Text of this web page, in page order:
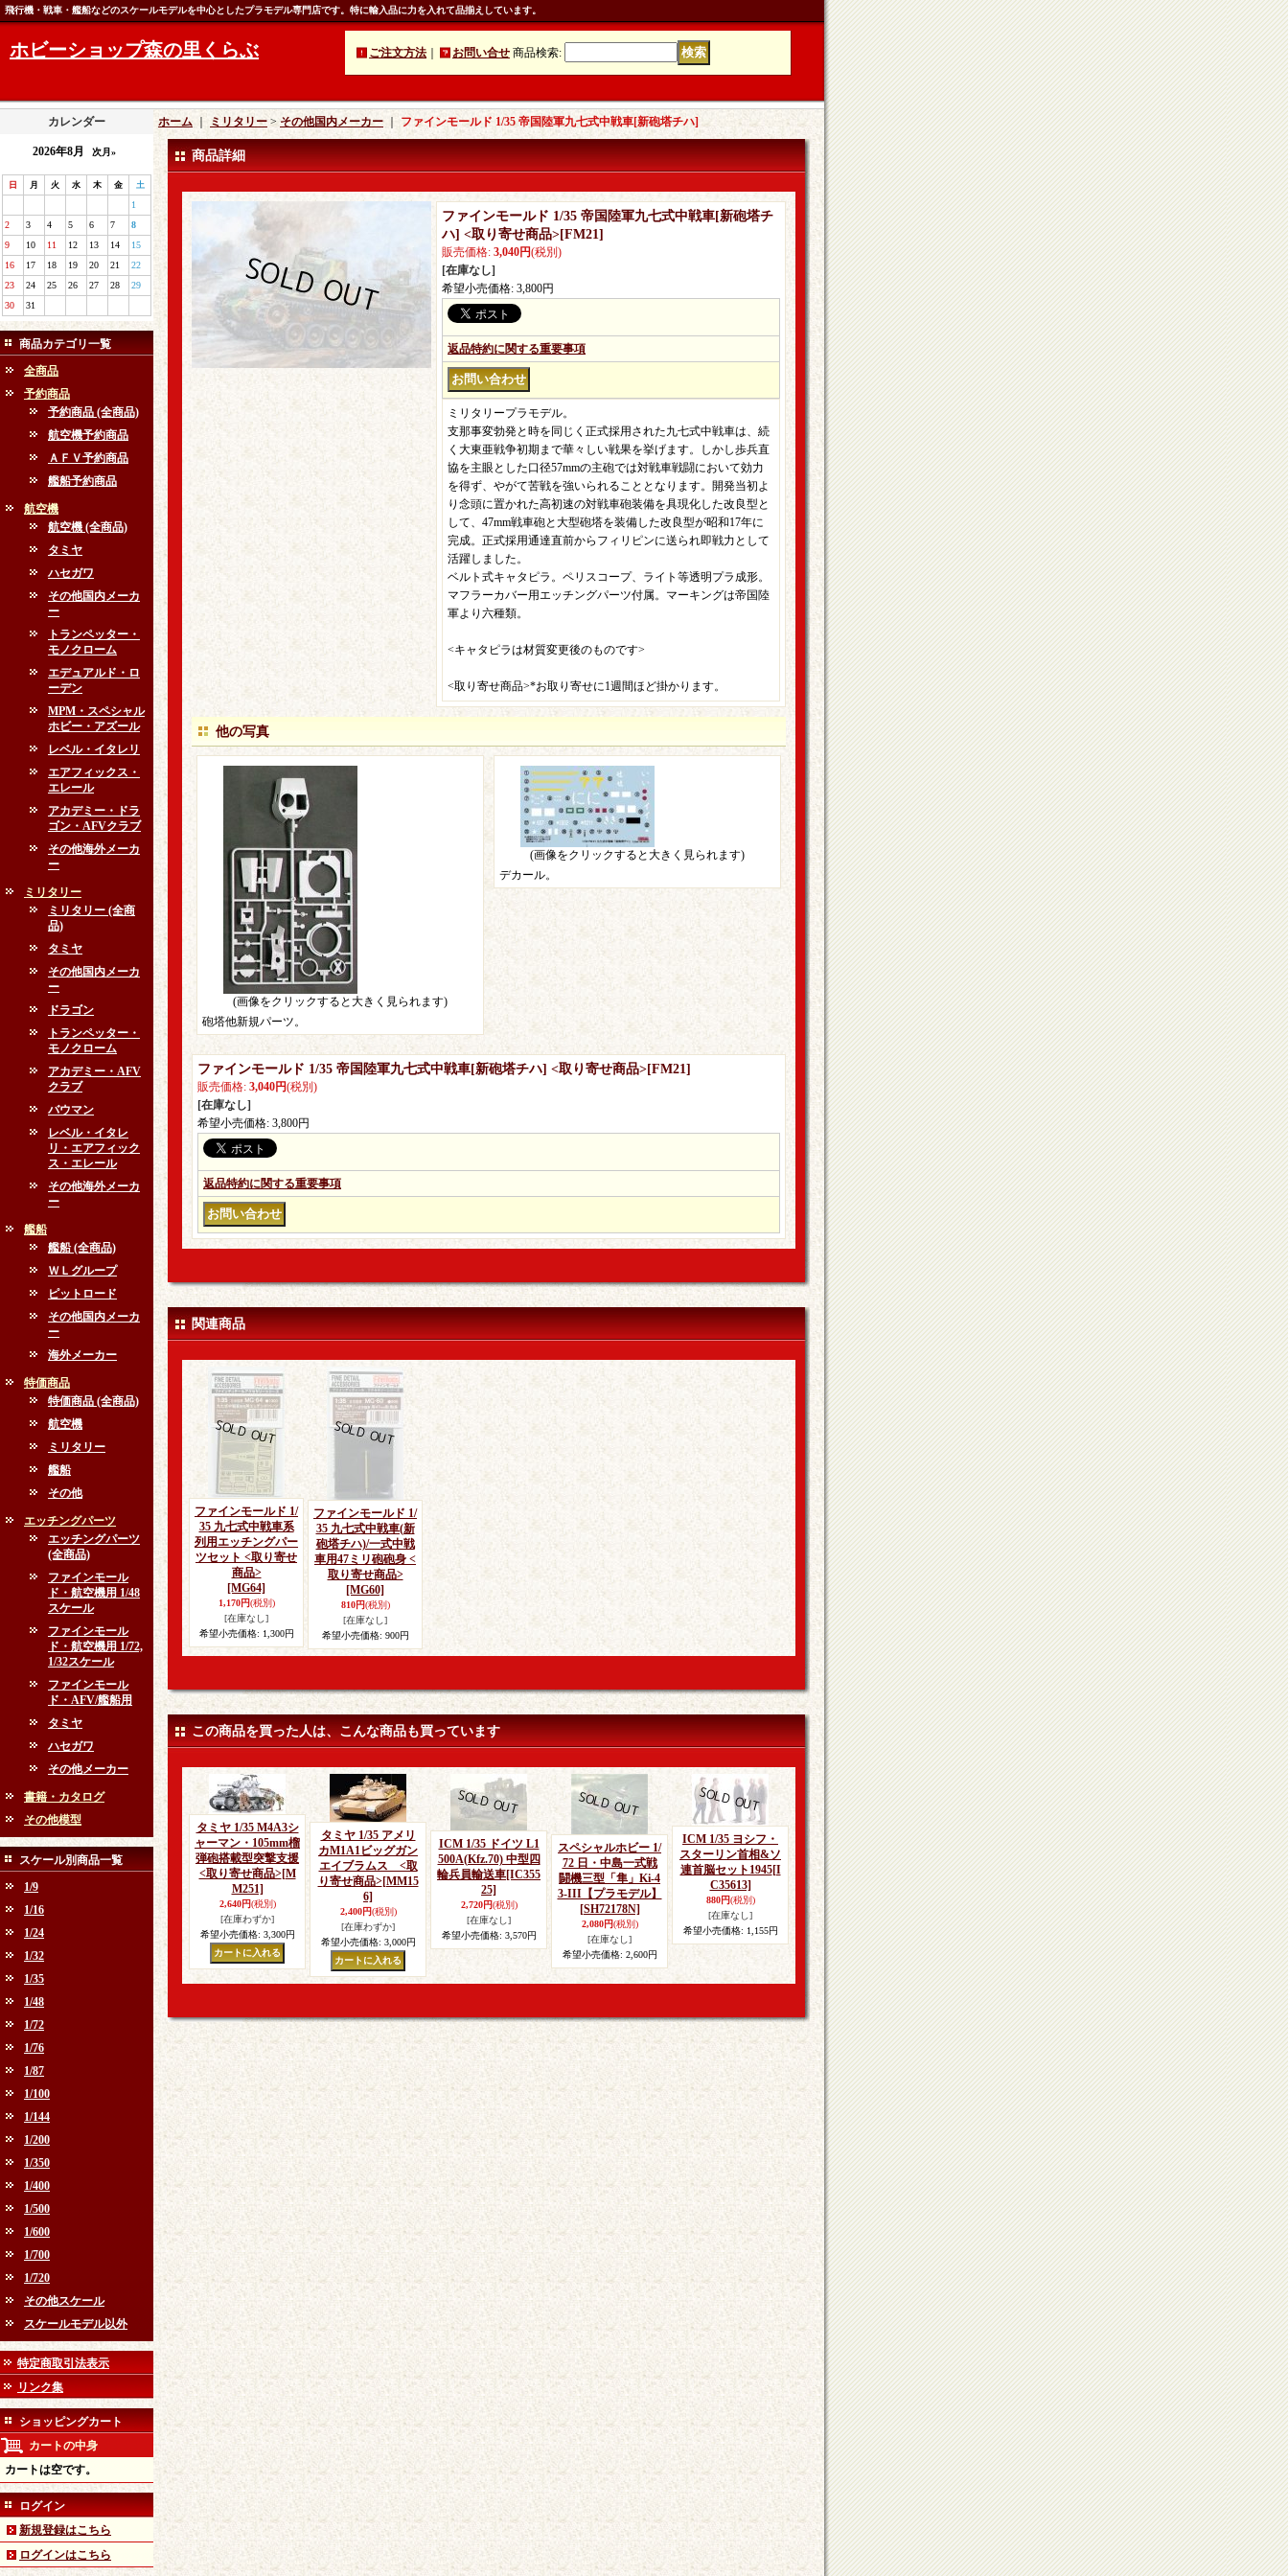
飛行機・戦車・艦船などのスケールモデルを中心としたプラモデル専門店です。特に輸入品に力を入れて品揃えしています。
ホビーショップ森の里くらぶ ご注文方法 お問い合せ 商品検索:
カレンダー
2026年8月 次月»
日 月 火 水 木 金 土
1
2
3 4 5 6 7
8
9
10 11 12 13 14
15
16
17 18 19 20 21
22
23
24 25 26 27 28
29
30
31
商品カテゴリ一覧
全商品
予約商品
予約商品 (全商品)
航空機予約商品
ＡＦＶ予約商品
艦船予約商品
航空機
航空機 (全商品)
タミヤ
ハセガワ
その他国内メーカ
ー
トランペッター・
モノクローム
エデュアルド・ロ
ーデン
MPM・スペシャル
ホビー・アズール
レベル・イタレリ
エアフィックス・
エレール
アカデミー・ドラ
ゴン・AFVクラブ
その他海外メーカ
ー
ミリタリー
ミリタリー (全商
品)
タミヤ
その他国内メーカ
ー
ドラゴン
トランペッター・
モノクローム
アカデミー・AFV
クラブ
バウマン
レベル・イタレ
リ・エアフィック
ス・エレール
その他海外メーカ
ー
艦船
艦船 (全商品)
ＷＬグループ
ピットロード
その他国内メーカ
ー
海外メーカー
特価商品
特価商品 (全商品)
航空機
ミリタリー
艦船
その他
エッチングパーツ
エッチングパーツ
(全商品)
ファインモール
ド・航空機用 1/48
スケール
ファインモール
ド・航空機用 1/72,
1/32スケール
ファインモール
ド・AFV/艦船用
タミヤ
ハセガワ
その他メーカー
書籍・カタログ
その他模型
スケール別商品一覧
1/9
1/16
1/24
1/32
1/35
1/48
1/72
1/76
1/87
1/100
1/144
1/200
1/350
1/400
1/500
1/600
1/700
1/720
その他スケール
スケールモデル以外
特定商取引法表示
リンク集
ショッピングカート
カートの中身
カートは空です。
ログイン
新規登録はこちら
ログインはこちら
ホーム ミリタリー > その他国内メーカー ファインモールド 1/35 帝国陸軍九七式中戦車[新砲塔チハ]
商品詳細
ファインモールド 1/35 帝国陸軍九七式中戦車[新砲塔チ
ハ] <取り寄せ商品>[FM21]
販売価格: 3,040円(税別)
[在庫なし]
希望小売価格: 3,800円
返品特約に関する重要事項
ミリタリープラモデル。
支那事変勃発と時を同じく正式採用された九七式中戦車は、続
く大東亜戦争初期まで華々しい戦果を挙げます。しかし歩兵直
協を主眼とした口径57mmの主砲では対戦車戦闘において効力
を得ず、やがて苦戦を強いられることとなります。開発当初よ
り念頭に置かれた高初速の対戦車砲装備を具現化した改良型と
して、47mm戦車砲と大型砲塔を装備した改良型が昭和17年に
完成。正式採用通達直前からフィリピンに送られ即戦力として
活躍しました。
ベルト式キャタピラ。ペリスコープ、ライト等透明プラ成形。
マフラーカバー用エッチングパーツ付属。マーキングは帝国陸
軍より六種類。
<キャタピラは材質変更後のものです>
<取り寄せ商品>*お取り寄せに1週間ほど掛かります。
他の写真
(画像をクリックすると大きく見られます)
砲塔他新規パーツ。
(画像をクリックすると大きく見られます)
デカール。
ファインモールド 1/35 帝国陸軍九七式中戦車[新砲塔チハ] <取り寄せ商品>[FM21]
販売価格: 3,040円(税別)
[在庫なし]
希望小売価格: 3,800円
返品特約に関する重要事項
関連商品
ファインモールド 1/
35 九七式中戦車系
列用エッチングパー
ツセット <取り寄せ
商品>
[MG64]
1,170円(税別)
[在庫なし]
希望小売価格: 1,300円
ファインモールド 1/
35 九七式中戦車(新
砲塔チハ)/一式中戦
車用47ミリ砲砲身 <
取り寄せ商品>
[MG60]
810円(税別)
[在庫なし]
希望小売価格: 900円
この商品を買った人は、こんな商品も買っています
タミヤ 1/35 M4A3シ
ャーマン・105mm榴
弾砲搭載型突撃支援
<取り寄せ商品>[M
M251]
2,640円(税別)
[在庫わずか]
希望小売価格: 3,300円
タミヤ 1/35 アメリ
カM1A1ビッグガン
エイブラムス <取
り寄せ商品>[MM15
6]
2,400円(税別)
[在庫わずか]
希望小売価格: 3,000円
ICM 1/35 ドイツ L1
500A(Kfz.70) 中型四
輪兵員輸送車[IC355
25]
2,720円(税別)
[在庫なし]
希望小売価格: 3,570円
スペシャルホビー 1/
72 日・中島一式戦
闘機三型「隼」Ki-4
3-III【プラモデル】
[SH72178N]
2,080円(税別)
[在庫なし]
希望小売価格: 2,600円
ICM 1/35 ヨシフ・
スターリン首相&ソ
連首脳セット1945[I
C35613]
880円(税別)
[在庫なし]
希望小売価格: 1,155円